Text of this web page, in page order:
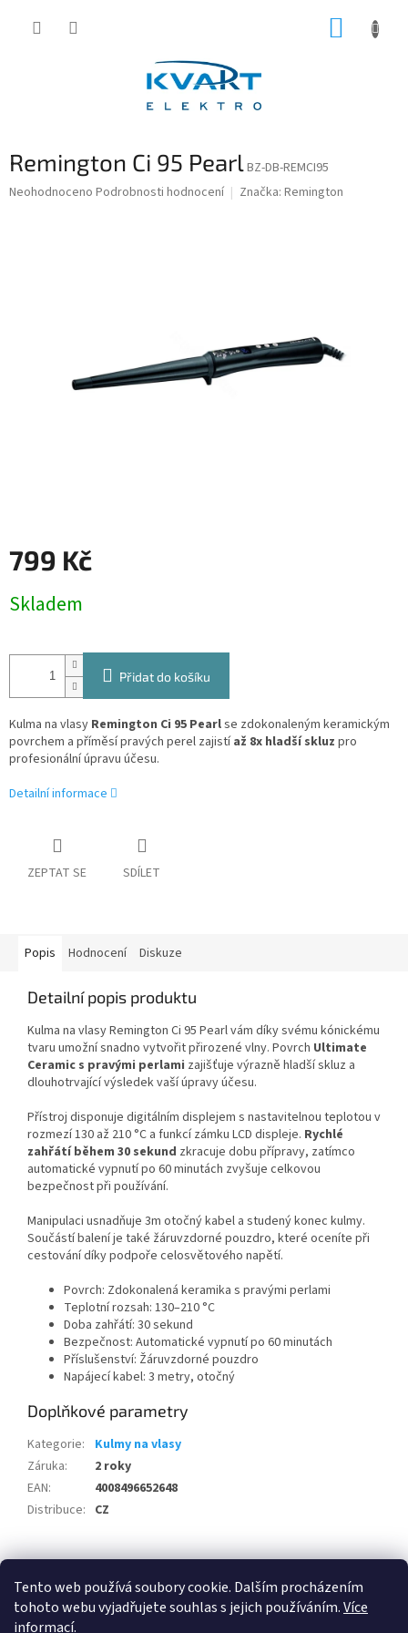
Tento web používá soubory cookie. Dalším procházením
tohoto webu vyjadřujete souhlas s jejich používáním.Více
informací.
Remington Ci 95 PearlBZ-DB-REMCI95
Průměrné
Neohodnoceno Podrobnosti hodnocení Značka: Remington
799 Kč
cena:
Skladem
Přidat do košíku
Kulma na vlasy Remington Ci 95 Pearlse zdokonaleným keramickým
povrchem a příměsí pravých perel zajistíaž 8x hladší skluz pro
profesionální úpravu účesu.
Detailní informace
ZEPTAT SE SDÍLET
Popis Hodnocení Diskuze
Detailní popis produktu
Kulma na vlasy Remington Ci 95 Pearl vám díky svému kónickému
tvaru umožní snadno vytvořit přirozené vlny. Povrch Ultimate
Ceramic s pravými perlami zajišťuje výrazně hladší skluz a
dlouhotrvající výsledek vaší úpravy účesu.
Přístroj disponuje digitálním displejem s nastavitelnou teplotou v
rozmezí 130 až 210 °C a funkcí zámku LCD displeje. Rychlé
zahřátí během 30 sekund zkracuje dobu přípravy, zatímco
automatické vypnutí po 60 minutách zvyšuje celkovou
bezpečnost při používání.
Manipulaci usnadňuje 3m otočný kabel a studený konec kulmy.
Součástí balení je také žáruvzdorné pouzdro, které oceníte při
cestování díky podpoře celosvětového napětí.
Povrch: Zdokonalená keramika s pravými perlami
Teplotní rozsah: 130–210 °C
Doba zahřátí: 30 sekund
Bezpečnost: Automatické vypnutí po 60 minutách
Příslušenství: Žáruvzdorné pouzdro
Napájecí kabel: 3 metry, otočný
Doplňkové parametry
Kategorie:
Kulmy na vlasy
Záruka:
2 roky
EAN:
4008496652648
Distribuce: CZ
Z
100 % zákazníků Heureka.cz nás doporučuje! Zboží.cz Firmy.cz